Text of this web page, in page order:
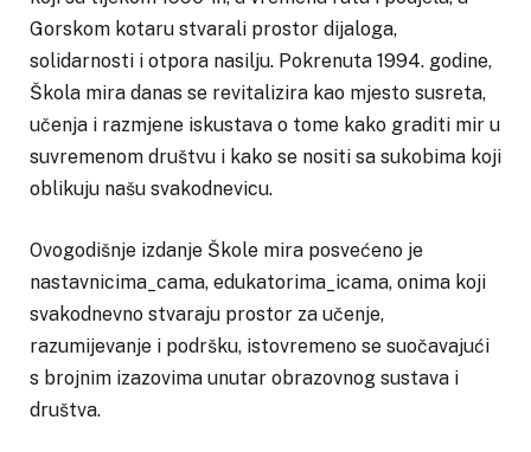
Gorskom kotaru stvarali prostor dijaloga,
solidarnosti i otpora nasilju. Pokrenuta 1994. godine,
Škola mira danas se revitalizira kao mjesto susreta,
učenja i razmjene iskustava o tome kako graditi mir u
suvremenom društvu i kako se nositi sa sukobima koji
oblikuju našu svakodnevicu.
Ovogodišnje izdanje Škole mira posvećeno je
nastavnicima_cama, edukatorima_icama, onima koji
svakodnevno stvaraju prostor za učenje,
razumijevanje i podršku, istovremeno se suočavajući
s brojnim izazovima unutar obrazovnog sustava i
društva.